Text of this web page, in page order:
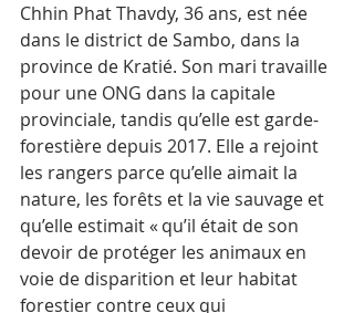
Chhin Phat Thavdy, 36 ans, est née
dans le district de Sambo, dans la
province de Kratié. Son mari travaille
pour une ONG dans la capitale
provinciale, tandis qu’elle est garde-
forestière depuis 2017. Elle a rejoint
les rangers parce qu’elle aimait la
nature, les forêts et la vie sauvage et
qu’elle estimait « qu’il était de son
devoir de protéger les animaux en
voie de disparition et leur habitat
forestier contre ceux qui